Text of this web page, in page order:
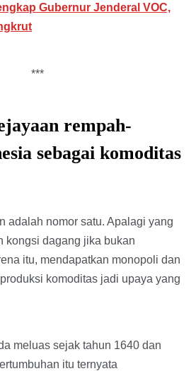
Gubernur Jenderal VOC,
***
rempah-
sebagai komoditas
adalah nomor satu. Apalagi yang
kongsi dagang jika bukan
itu, mendapatkan monopoli dan
komoditas jadi upaya yang
meluas sejak tahun 1640 dan
itu ternyata